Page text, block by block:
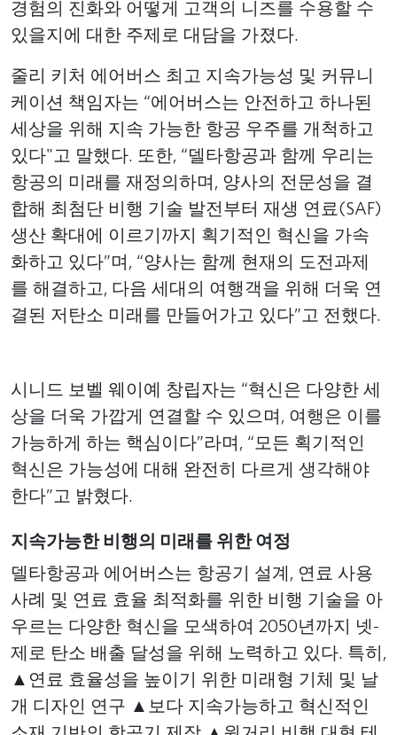
경험의 진화와 어떻게 고객의 니즈를 수용할 수
있을지에 대한 주제로 대담을 가졌다.
줄리 키처 에어버스 최고 지속가능성 및 커뮤니
케이션 책임자는 “에어버스는 안전하고 하나된
세상을 위해 지속 가능한 항공 우주를 개척하고
있다"고 말했다. 또한, “델타항공과 함께 우리는
항공의 미래를 재정의하며, 양사의 전문성을 결
합해 최첨단 비행 기술 발전부터 재생 연료(SAF)
생산 확대에 이르기까지 획기적인 혁신을 가속
화하고 있다”며, “양사는 함께 현재의 도전과제
를 해결하고, 다음 세대의 여행객을 위해 더욱 연
결된 저탄소 미래를 만들어가고 있다”고 전했다.
Remote video URL
시니드 보벨 웨이예 창립자는 “혁신은 다양한 세
상을 더욱 가깝게 연결할 수 있으며, 여행은 이를
가능하게 하는 핵심이다”라며, “모든 획기적인
혁신은 가능성에 대해 완전히 다르게 생각해야
한다”고 밝혔다.
지속가능한 비행의 미래를 위한 여정
델타항공과 에어버스는 항공기 설계, 연료 사용
사례 및 연료 효율 최적화를 위한 비행 기술을 아
우르는 다양한 혁신을 모색하여 2050년까지 넷-
제로 탄소 배출 달성을 위해 노력하고 있다. 특히,
▲연료 효율성을 높이기 위한 미래형 기체 및 날
개 디자인 연구 ▲보다 지속가능하고 혁신적인